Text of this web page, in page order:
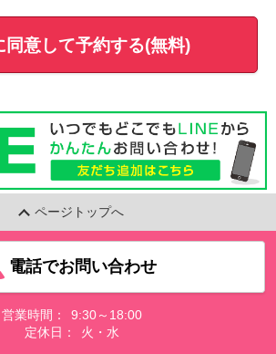
同意して予約する(無料)
ページトップへ
電話でお問い合わせ
営業時間：
9:30～18:00
定休日：
火・水